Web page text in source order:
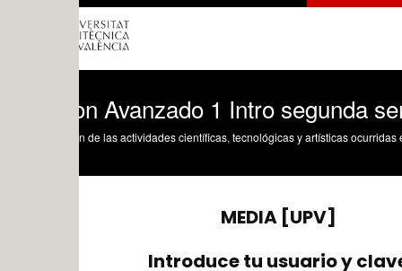
Avanzado 1 Intro segunda semana
de las actividades científicas, tecnológicas y artísticas ocurridas en los tres